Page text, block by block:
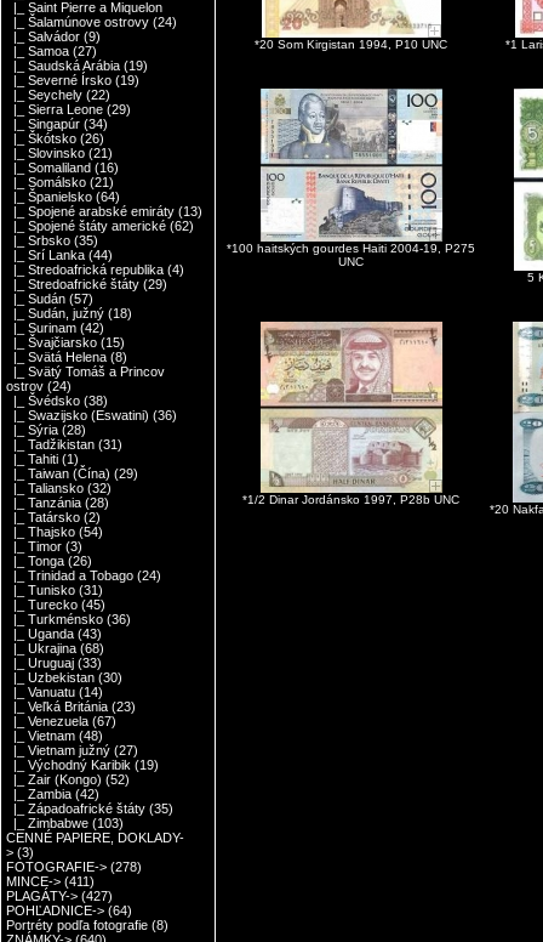
|_ Saint Pierre a Miquelon
|_ Šalamúnove ostrovy (24)
|_ Salvádor (9)
|_ Samoa (27)
|_ Saudská Arábia (19)
|_ Severné Írsko (19)
|_ Seychely (22)
|_ Sierra Leone (29)
|_ Singapúr (34)
|_ Škótsko (26)
|_ Slovinsko (21)
|_ Somaliland (16)
|_ Somálsko (21)
|_ Španielsko (64)
|_ Spojené arabské emiráty (13)
|_ Spojené štáty americké (62)
|_ Srbsko (35)
|_ Srí Lanka (44)
|_ Stredoafrická republika (4)
|_ Stredoafrické štáty (29)
|_ Sudán (57)
|_ Sudán, južný (18)
|_ Surinam (42)
|_ Švajčiarsko (15)
|_ Svätá Helena (8)
|_ Svätý Tomáš a Princov
ostrov (24)
|_ Švédsko (38)
|_ Swazijsko (Eswatini) (36)
|_ Sýria (28)
|_ Tadžikistan (31)
|_ Tahiti (1)
|_ Taiwan (Čína) (29)
|_ Taliansko (32)
|_ Tanzánia (28)
|_ Tatársko (2)
|_ Thajsko (54)
|_ Timor (3)
|_ Tonga (26)
|_ Trinidad a Tobago (24)
|_ Tunisko (31)
|_ Turecko (45)
|_ Turkménsko (36)
|_ Uganda (43)
|_ Ukrajina (68)
|_ Uruguaj (33)
|_ Uzbekistan (30)
|_ Vanuatu (14)
|_ Veľká Británia (23)
|_ Venezuela (67)
|_ Vietnam (48)
|_ Vietnam južný (27)
|_ Východný Karibik (19)
|_ Zair (Kongo) (52)
|_ Zambia (42)
|_ Západoafrické štáty (35)
|_ Zimbabwe (103)
CENNÉ PAPIERE, DOKLADY-
> (3)
FOTOGRAFIE-> (278)
MINCE-> (411)
PLAGÁTY-> (427)
POHĽADNICE-> (64)
Portréty podľa fotografie (8)
*20 Som Kirgistan 1994, P10 UNC *1
*100 haitských gourdes Haiti 2004-19, P275
UNC
5
*1/2 Dinar Jordánsko 1997, P28b UNC
*20